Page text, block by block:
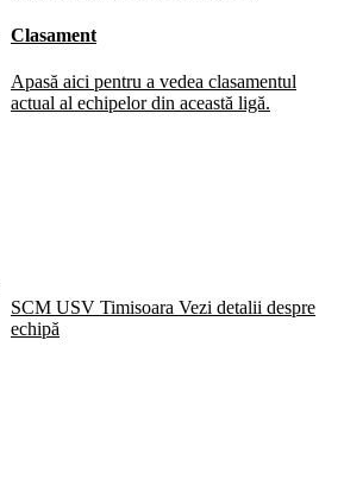
Clasament
Apasă aici pentru a vedea clasamentul
actual al echipelor din această ligă.
SCM USV Timisoara Vezi detalii despre
echipă